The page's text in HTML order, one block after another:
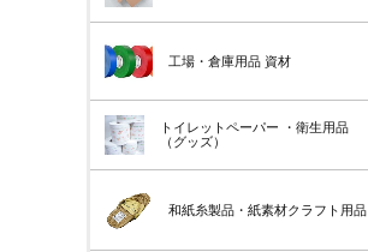
工場・倉庫用品 資材
トイレットペーパー ・衛生用品
（グッズ）
和紙糸製品・紙素材クラフト用品